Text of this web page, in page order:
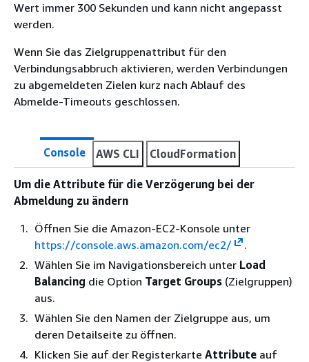
Wert immer 300 Sekunden und kann nicht angepasst
werden.
Wenn Sie das Zielgruppenattribut für den
Verbindungsabbruch aktivieren, werden Verbindungen
zu abgemeldeten Zielen kurz nach Ablauf des
Abmelde-Timeouts geschlossen.
Console AWS CLI CloudFormation
Um die Attribute für die Verzögerung bei der
Abmeldung zu ändern
Öffnen Sie die Amazon-EC2-Konsole unter
https://console.aws.amazon.com/ec2/
.
Wählen Sie im Navigationsbereich unter Load
Balancing die Option Target Groups (Zielgruppen)
aus.
Wählen Sie den Namen der Zielgruppe aus, um
deren Detailseite zu öffnen.
Klicken Sie auf der Registerkarte Attribute auf